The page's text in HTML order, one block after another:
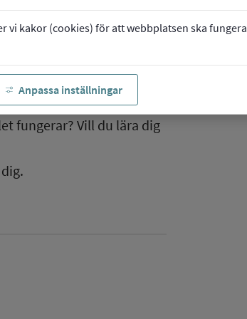
vi kakor (cookies) för att webbplatsen ska
Anpassa inställningar
fungerar? Vill du lära dig